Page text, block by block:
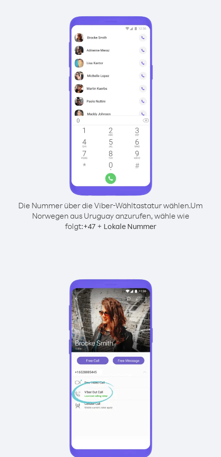
Die Nummer über die Viber-Wähltastatur wählen.Um
Norwegen aus Uruguay anzurufen, wähle wie
folgt:+47+ Lokale Nummer